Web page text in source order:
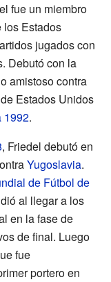
fue un miembro
los Estados
jugados con
Debutó con la
amistoso contra
Estados Unidos
1992.
, Friedel debutó en
Yugoslavia.
de Fútbol de
al llegar a los
en la fase de
de final. Luego
fue
portero en